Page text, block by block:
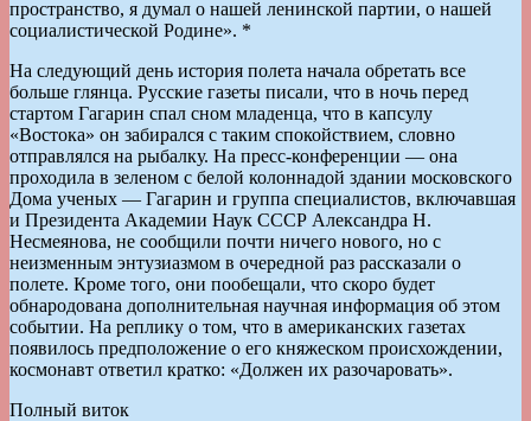
пространство, я думал о нашей ленинской партии, о нашей
социалистической Родине». *
На следующий день история полета начала обретать все
больше глянца. Русские газеты писали, что в ночь перед
стартом Гагарин спал сном младенца, что в капсулу
«Востока» он забирался с таким спокойствием, словно
отправлялся на рыбалку. На пресс-конференции — она
проходила в зеленом с белой колоннадой здании московского
Дома ученых — Гагарин и группа специалистов, включавшая
и Президента Академии Наук СССР Александра Н.
Несмеянова, не сообщили почти ничего нового, но с
неизменным энтузиазмом в очередной раз рассказали о
полете. Кроме того, они пообещали, что скоро будет
обнародована дополнительная научная информация об этом
событии. На реплику о том, что в американских газетах
появилось предположение о его княжеском происхождении,
космонавт ответил кратко: «Должен их разочаровать».
Полный виток